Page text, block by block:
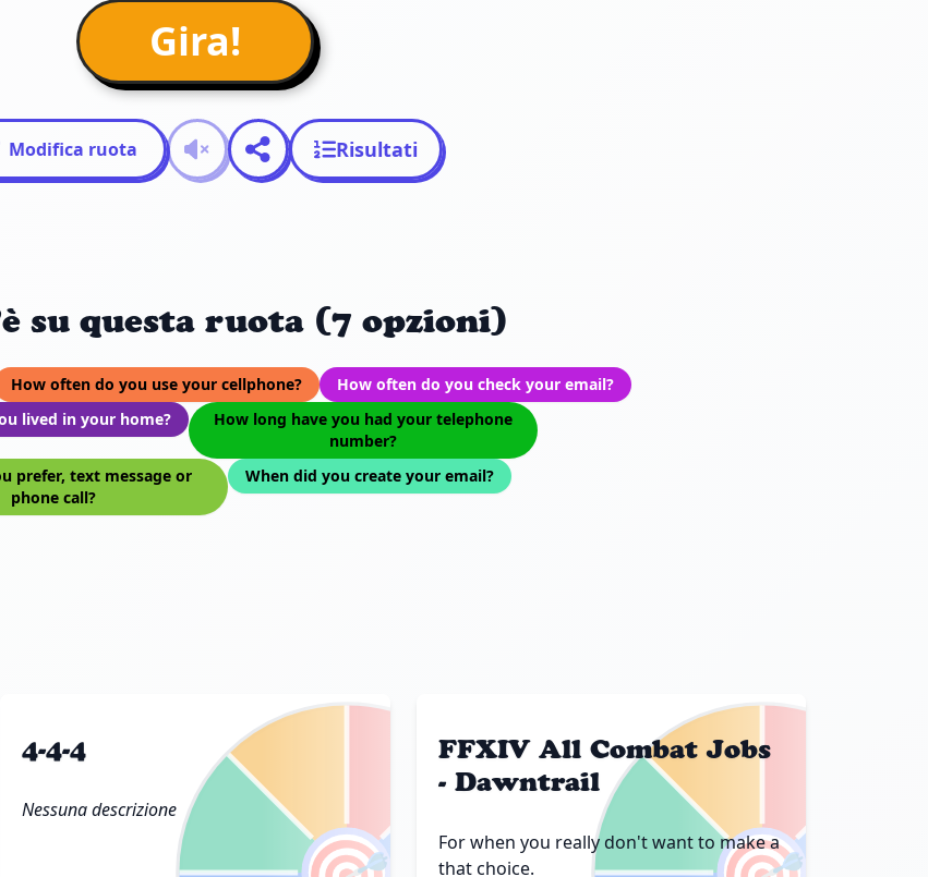
Gira!
Modifica ruota Risultati
su questa ruota (7 opzioni)
How often do you use your cellphone?
How often do you check your email?
lived in your home?
How long have you had your telephone
number?
prefer, text message or
phone call?
When did you create your email?
4-4-4
Nessuna descrizione
FFXIV All Combat Jobs
- Dawntrail
For when you really don't want to make a
that choice.